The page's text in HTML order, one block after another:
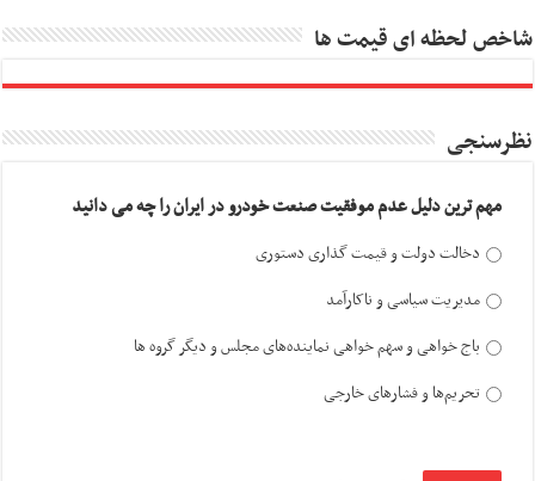
شاخص لحظه ای قیمت ها
نظرسنجی
مهم ترین دلیل عدم موفقیت صنعت خودرو در ایران را چه می دانید
دخالت دولت و قیمت گذاری دستوری
مدیریت سیاسی و ناکارآمد
باج خواهی و سهم خواهی نماینده‌های مجلس و دیگر گروه ها
تحریم‌ها و فشارهای خارجی